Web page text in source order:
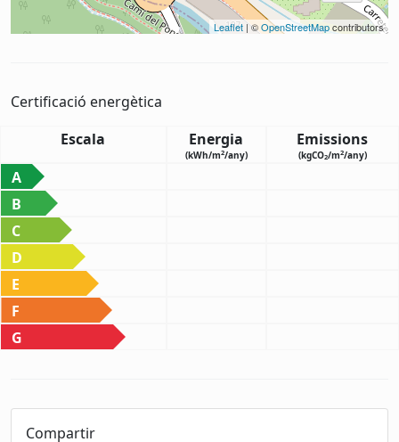
Leaflet| ©OpenStreetMapcontributors
Certificació energètica
Escala
Energia
(kWh/m2/any)
Emissions
(kgCO2/m2/any)
A
B
C
D
E
F
G
Compartir